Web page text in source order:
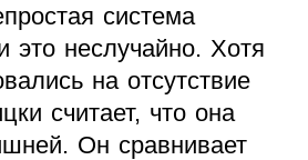
система
это неслучайно. Хотя
на отсутствие
считает, что она
Он сравнивает